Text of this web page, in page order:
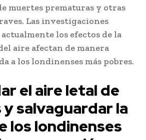
muertes prematuras y otras
Las investigaciones
los efectos de la
aire afectan de manera
a los londinenses más pobres.
el aire letal de
salvaguardar la
los londinenses